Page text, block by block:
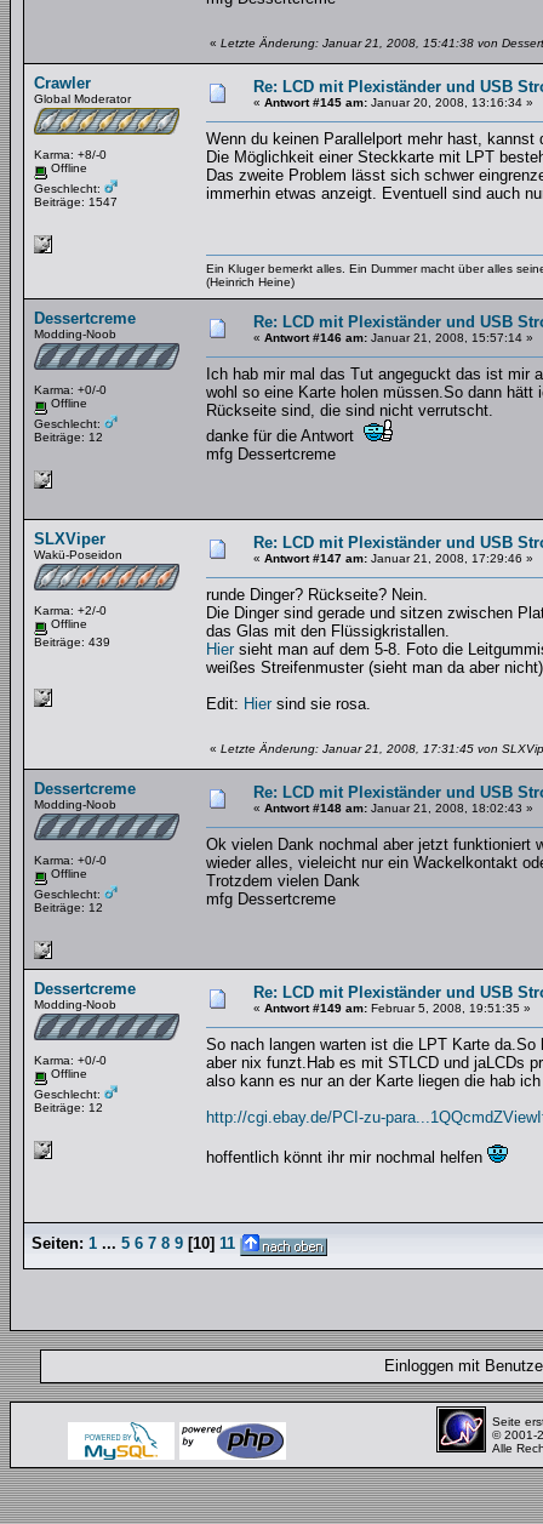
« Letzte Änderung: Januar 21, 2008, 15:41:38 von
Crawler
Global Moderator
Karma: +8/-0
Offline
Geschlecht:
Beiträge: 1547
Re: LCD mit Plexiständer und USB
« Antwort #145 am: Januar 20, 2008, 13:16:34 »
Wenn du keinen Parallelport mehr hast,
Die Möglichkeit einer Steckkarte mit LPT
Das zweite Problem lässt sich schwer
immerhin etwas anzeigt. Eventuell sind auch
Ein Kluger bemerkt alles. Ein Dummer macht über alles
(Heinrich Heine)
Dessertcreme
Modding-Noob
Karma: +0/-0
Offline
Geschlecht:
Beiträge: 12
Re: LCD mit Plexiständer und USB
« Antwort #146 am: Januar 21, 2008, 15:57:14 »
Ich hab mir mal das Tut angeguckt das ist mir
wohl so eine Karte holen müssen.So dann
Rückseite sind, die sind nicht verrutscht.
danke für die Antwort
mfg Dessertcreme
SLXViper
Wakü-Poseidon
Karma: +2/-0
Offline
Beiträge: 439
Re: LCD mit Plexiständer und USB
« Antwort #147 am: Januar 21, 2008, 17:29:46 »
runde Dinger? Rückseite? Nein.
Die Dinger sind gerade und sitzen zwischen
das Glas mit den Flüssigkristallen.
Hier sieht man auf dem 5-8. Foto die
weißes Streifenmuster (sieht man da aber
Edit: Hier sind sie rosa.
« Letzte Änderung: Januar 21, 2008, 17:31:45 von
Dessertcreme
Modding-Noob
Karma: +0/-0
Offline
Geschlecht:
Beiträge: 12
Re: LCD mit Plexiständer und USB
« Antwort #148 am: Januar 21, 2008, 18:02:43 »
Ok vielen Dank nochmal aber jetzt funktioniert
wieder alles, vieleicht nur ein Wackelkontakt
Trotzdem vielen Dank
mfg Dessertcreme
Dessertcreme
Modding-Noob
Karma: +0/-0
Offline
Geschlecht:
Beiträge: 12
Re: LCD mit Plexiständer und USB
« Antwort #149 am: Februar 5, 2008, 19:51:35 »
So nach langen warten ist die LPT Karte
aber nix funzt.Hab es mit STLCD und jaLCDs
also kann es nur an der Karte liegen die hab
http://cgi.ebay.de/PCI-zu-
hoffentlich könnt ihr mir nochmal helfen
Seiten: 1 ... 5 6 7 8 9 [10] 11
Einloggen mit
Seite
© 2001-
Alle